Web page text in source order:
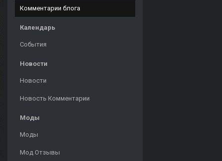
Комментарии блога
Календарь
События
Новости
Новости
Новость Комментарии
Моды
Моды
Мод Отзывы